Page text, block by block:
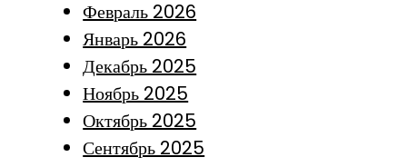
Февраль 2026
Январь 2026
Декабрь 2025
Ноябрь 2025
Октябрь 2025
Сентябрь 2025